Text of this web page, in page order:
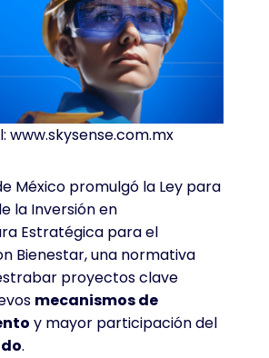
www.skysense.com.mx
México promulgó la Ley para
la Inversión en
Estratégica para el
Bienestar, una normativa
proyectos clave
mecanismos de
y mayor participación del
.